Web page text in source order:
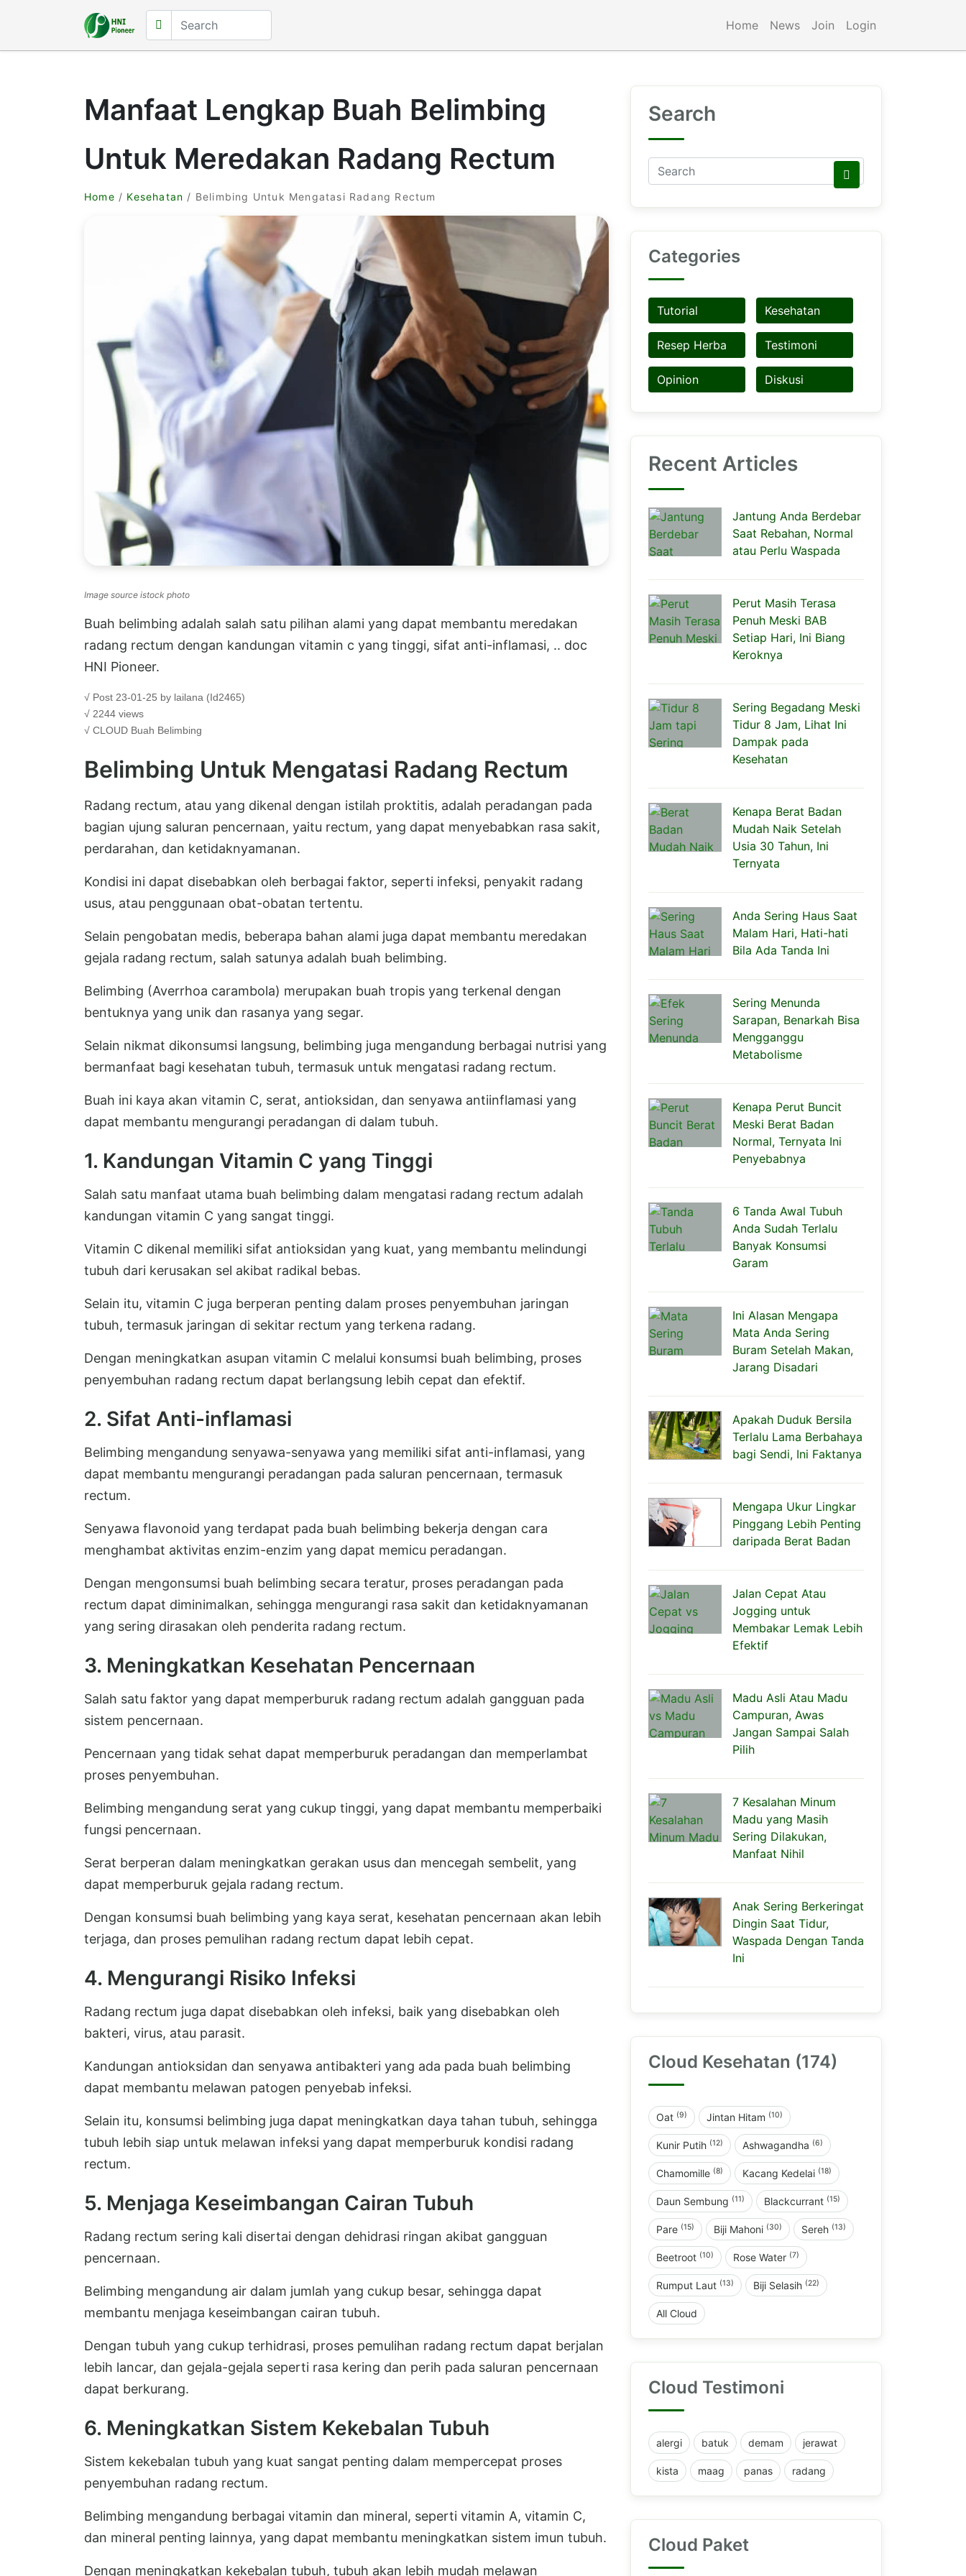
Home News Join Login
Manfaat Lengkap Buah Belimbing
Untuk Meredakan Radang Rectum
Home / Kesehatan / Belimbing Untuk Mengatasi Radang Rectum
Image source istock photo
Buah belimbing adalah salah satu pilihan alami yang dapat membantu meredakan
radang rectum dengan kandungan vitamin c yang tinggi, sifat anti-inflamasi, .. doc
HNI Pioneer.
√ Post 23-01-25 by lailana (Id2465)
√ 2244 views
√ CLOUD Buah Belimbing
Belimbing Untuk Mengatasi Radang Rectum
Radang rectum, atau yang dikenal dengan istilah proktitis, adalah peradangan pada
bagian ujung saluran pencernaan, yaitu rectum, yang dapat menyebabkan rasa sakit,
perdarahan, dan ketidaknyamanan.
Kondisi ini dapat disebabkan oleh berbagai faktor, seperti infeksi, penyakit radang
usus, atau penggunaan obat-obatan tertentu.
Selain pengobatan medis, beberapa bahan alami juga dapat membantu meredakan
gejala radang rectum, salah satunya adalah buah belimbing.
Belimbing (Averrhoa carambola) merupakan buah tropis yang terkenal dengan
bentuknya yang unik dan rasanya yang segar.
Selain nikmat dikonsumsi langsung, belimbing juga mengandung berbagai nutrisi yang
bermanfaat bagi kesehatan tubuh, termasuk untuk mengatasi radang rectum.
Buah ini kaya akan vitamin C, serat, antioksidan, dan senyawa antiinflamasi yang
dapat membantu mengurangi peradangan di dalam tubuh.
1. Kandungan Vitamin C yang Tinggi
Salah satu manfaat utama buah belimbing dalam mengatasi radang rectum adalah
kandungan vitamin C yang sangat tinggi.
Vitamin C dikenal memiliki sifat antioksidan yang kuat, yang membantu melindungi
tubuh dari kerusakan sel akibat radikal bebas.
Selain itu, vitamin C juga berperan penting dalam proses penyembuhan jaringan
tubuh, termasuk jaringan di sekitar rectum yang terkena radang.
Dengan meningkatkan asupan vitamin C melalui konsumsi buah belimbing, proses
penyembuhan radang rectum dapat berlangsung lebih cepat dan efektif.
2. Sifat Anti-inflamasi
Belimbing mengandung senyawa-senyawa yang memiliki sifat anti-inflamasi, yang
dapat membantu mengurangi peradangan pada saluran pencernaan, termasuk
rectum.
Senyawa flavonoid yang terdapat pada buah belimbing bekerja dengan cara
menghambat aktivitas enzim-enzim yang dapat memicu peradangan.
Dengan mengonsumsi buah belimbing secara teratur, proses peradangan pada
rectum dapat diminimalkan, sehingga mengurangi rasa sakit dan ketidaknyamanan
yang sering dirasakan oleh penderita radang rectum.
3. Meningkatkan Kesehatan Pencernaan
Salah satu faktor yang dapat memperburuk radang rectum adalah gangguan pada
sistem pencernaan.
Pencernaan yang tidak sehat dapat memperburuk peradangan dan memperlambat
proses penyembuhan.
Belimbing mengandung serat yang cukup tinggi, yang dapat membantu memperbaiki
fungsi pencernaan.
Serat berperan dalam meningkatkan gerakan usus dan mencegah sembelit, yang
dapat memperburuk gejala radang rectum.
Dengan konsumsi buah belimbing yang kaya serat, kesehatan pencernaan akan lebih
terjaga, dan proses pemulihan radang rectum dapat lebih cepat.
4. Mengurangi Risiko Infeksi
Radang rectum juga dapat disebabkan oleh infeksi, baik yang disebabkan oleh
bakteri, virus, atau parasit.
Kandungan antioksidan dan senyawa antibakteri yang ada pada buah belimbing
dapat membantu melawan patogen penyebab infeksi.
Selain itu, konsumsi belimbing juga dapat meningkatkan daya tahan tubuh, sehingga
tubuh lebih siap untuk melawan infeksi yang dapat memperburuk kondisi radang
rectum.
5. Menjaga Keseimbangan Cairan Tubuh
Radang rectum sering kali disertai dengan dehidrasi ringan akibat gangguan
pencernaan.
Belimbing mengandung air dalam jumlah yang cukup besar, sehingga dapat
membantu menjaga keseimbangan cairan tubuh.
Dengan tubuh yang cukup terhidrasi, proses pemulihan radang rectum dapat berjalan
lebih lancar, dan gejala-gejala seperti rasa kering dan perih pada saluran pencernaan
dapat berkurang.
6. Meningkatkan Sistem Kekebalan Tubuh
Sistem kekebalan tubuh yang kuat sangat penting dalam mempercepat proses
penyembuhan radang rectum.
Belimbing mengandung berbagai vitamin dan mineral, seperti vitamin A, vitamin C,
dan mineral penting lainnya, yang dapat membantu meningkatkan sistem imun tubuh.
Dengan meningkatkan kekebalan tubuh, tubuh akan lebih mudah melawan
Search
Categories
Tutorial Kesehatan
Resep Herba Testimoni
Opinion Diskusi
Recent Articles
Jantung Anda Berdebar
Saat Rebahan, Normal
atau Perlu Waspada
Perut Masih Terasa
Penuh Meski BAB
Setiap Hari, Ini Biang
Keroknya
Sering Begadang Meski
Tidur 8 Jam, Lihat Ini
Dampak pada
Kesehatan
Kenapa Berat Badan
Mudah Naik Setelah
Usia 30 Tahun, Ini
Ternyata
Anda Sering Haus Saat
Malam Hari, Hati-hati
Bila Ada Tanda Ini
Sering Menunda
Sarapan, Benarkah Bisa
Mengganggu
Metabolisme
Kenapa Perut Buncit
Meski Berat Badan
Normal, Ternyata Ini
Penyebabnya
6 Tanda Awal Tubuh
Anda Sudah Terlalu
Banyak Konsumsi
Garam
Ini Alasan Mengapa
Mata Anda Sering
Buram Setelah Makan,
Jarang Disadari
Apakah Duduk Bersila
Terlalu Lama Berbahaya
bagi Sendi, Ini Faktanya
Mengapa Ukur Lingkar
Pinggang Lebih Penting
daripada Berat Badan
Jalan Cepat Atau
Jogging untuk
Membakar Lemak Lebih
Efektif
Madu Asli Atau Madu
Campuran, Awas
Jangan Sampai Salah
Pilih
7 Kesalahan Minum
Madu yang Masih
Sering Dilakukan,
Manfaat Nihil
Anak Sering Berkeringat
Dingin Saat Tidur,
Waspada Dengan Tanda
Ini
Cloud Kesehatan (174)
Oat (9) Jintan Hitam (10)
Kunir Putih (12) Ashwagandha (6)
Chamomille (8) Kacang Kedelai (18)
Daun Sembung (11) Blackcurrant (15)
Pare (15) Biji Mahoni (30) Sereh (13)
Beetroot (10) Rose Water (7)
Rumput Laut (13) Biji Selasih (22)
All Cloud
Cloud Testimoni
alergi batuk demam jerawat
kista maag panas radang
Cloud Paket